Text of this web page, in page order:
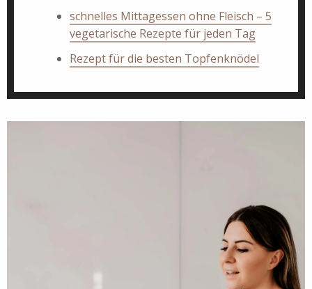
schnelles Mittagessen ohne Fleisch – 5
vegetarische Rezepte für jeden Tag
Rezept für die besten Topfenknödel